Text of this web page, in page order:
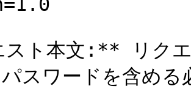
ト本文:** リクエ
スワードを含める